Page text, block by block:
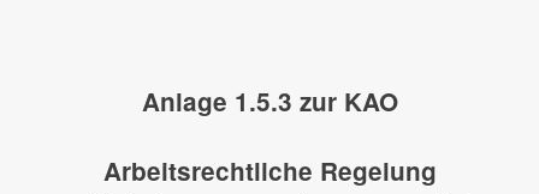
Anlage 1.5.3 zur KAO
Arbeitsrechtliche Regelung